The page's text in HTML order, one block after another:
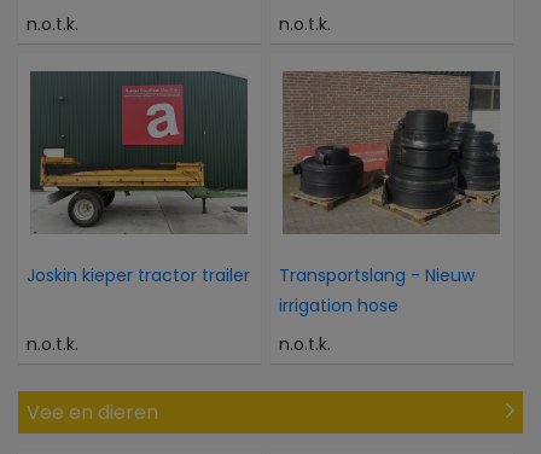
n.o.t.k.
n.o.t.k.
Joskin kieper tractor trailer
n.o.t.k.
Transportslang - Nieuw
irrigation hose
n.o.t.k.
Vee en dieren